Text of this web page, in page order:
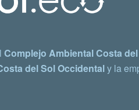
Complejo Ambiental Costa
del Sol Occidentaly la